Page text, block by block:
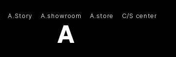
A.Story A.showroom A.store C/S center
(주)아모스아인스가구